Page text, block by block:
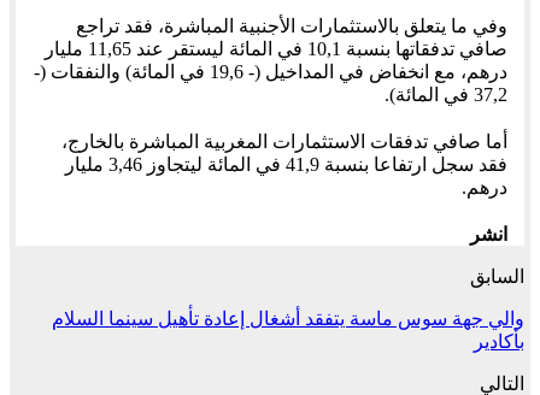
وفي ما يتعلق بالاستثمارات الأجنبية المباشرة، فقد تراجع
صافي تدفقاتها بنسبة 10,1 في المائة ليستقر عند 11,65 مليار
درهم، مع انخفاض في المداخيل (- 19,6 في المائة) والنفقات (-
37,2 في المائة).
أما صافي تدفقات الاستثمارات المغربية المباشرة بالخارج،
فقد سجل ارتفاعا بنسبة 41,9 في المائة ليتجاوز 3,46 مليار
درهم.
انشر
السابق
والي جهة سوس ماسة يتفقد أشغال إعادة تأهيل سينما السلام
بأكادير
التالي